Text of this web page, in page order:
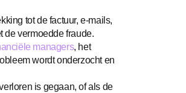
tot de factuur, e-mails,
de vermoedde fraude.
managers, het
wordt onderzocht en
is gegaan, of als de